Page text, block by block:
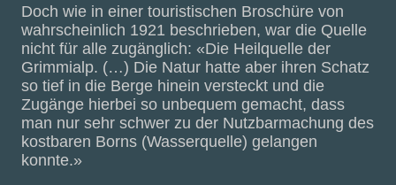
Doch wie in einer touristischen Broschüre von
wahrscheinlich 1921 beschrieben, war die Quelle
nicht für alle zugänglich: «Die Heilquelle der
Grimmialp. (…) Die Natur hatte aber ihren Schatz
so tief in die Berge hinein versteckt und die
Zugänge hierbei so unbequem gemacht, dass
man nur sehr schwer zu der Nutzbarmachung des
kostbaren Borns (Wasserquelle) gelangen
konnte.»